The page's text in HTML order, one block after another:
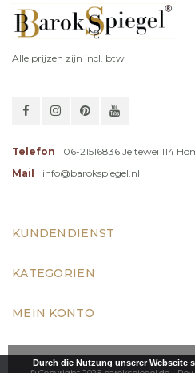
Alle prijzen zijn incl. btw
Telefon
06-21516836 Jeltewei 114
Mail
info@barokspiegel.nl
KUNDENDIENST
KATEGORIEN
MEIN KONTO
Durch die Nutzung unserer Webseite